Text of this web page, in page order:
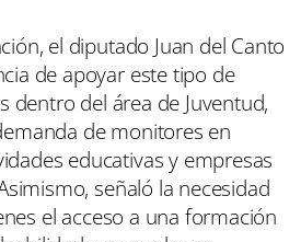
el diputado Juan del Canto
de apoyar este tipo de
dentro del área de Juventud,
de monitores en
educativas y empresas
señaló la necesidad
el acceso a una formación